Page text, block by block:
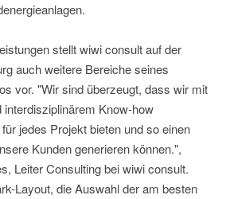
stellt wiwi consult auf der
auch weitere Bereiche seines
vor. "Wir sind überzeugt, dass wir mit
interdisziplinärem Know-how
jedes Projekt bieten und so einen
Kunden generieren können.",
Leiter Consulting bei wiwi consult.
Layout, die Auswahl der am besten